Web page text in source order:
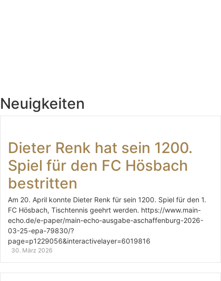
Neuigkeiten
Dieter Renk hat sein 1200.
Spiel für den FC Hösbach
bestritten
Am 20. April konnte Dieter Renk für sein 1200. Spiel für den 1.
FC Hösbach, Tischtennis geehrt werden. https://www.main-
echo.de/e-paper/main-echo-ausgabe-aschaffenburg-2026-
03-25-epa-79830/?
page=p1229056&interactivelayer=6019816
30. März 2026